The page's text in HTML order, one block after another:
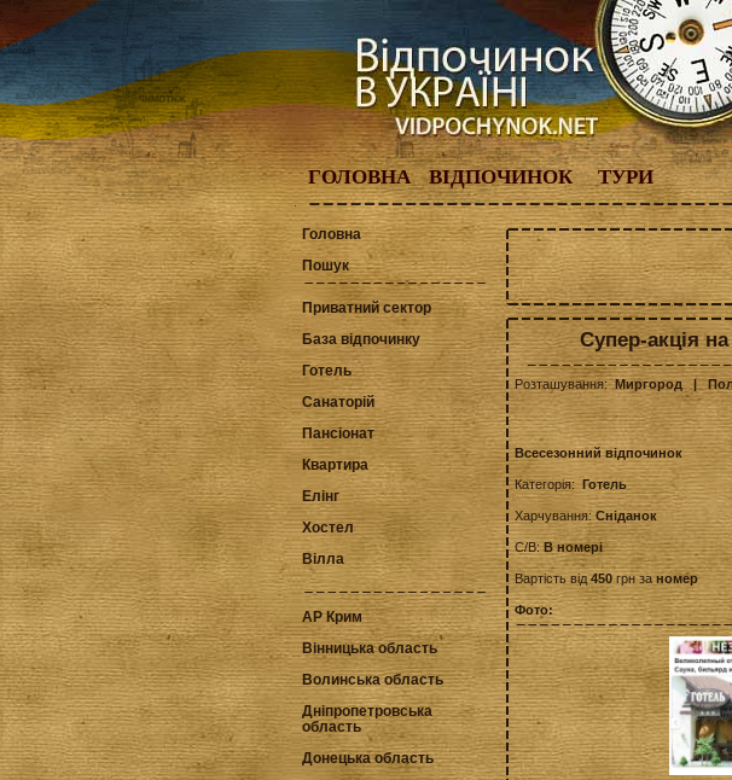
ГОЛОВНА ВІДПОЧИНОК ТУРИ
Головна
Пошук
Приватний сектор
База відпочинку
Готель
Санаторій
Пансіонат
Квартира
Елінг
Хостел
Вілла
АР Крим
Вінницька область
Волинська область
Дніпропетровська
область
Донецька область
Супер-акція
Розташування:Миргород |
Всесезонний відпочинок
Категорія: Готель
Харчування: Сніданок
С/В: В номері
Вартість від450 грн за номер
Фото: